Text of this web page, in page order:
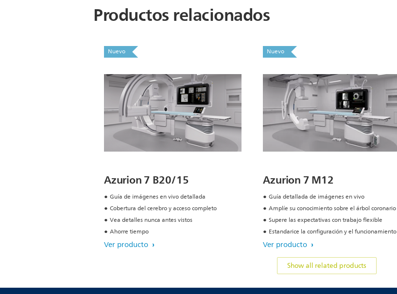
Productos relacionados
Nuevo
Azurion 7 B20/15
Guía de imágenes en vivo detallada
Cobertura del cerebro y acceso completo
Vea detalles nunca antes vistos
Ahorre tiempo
Ver producto
Nuevo
Azurion 7 M12
Guía detallada de imágenes en vivo
Amplíe su conocimiento sobre el árbol coronario
Supere las expectativas con trabajo flexible
Estandarice la configuración y el funcionamiento
Ver producto
Show all related products